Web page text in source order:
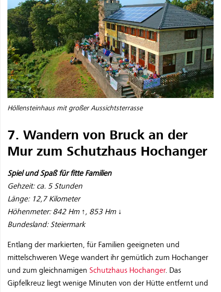
Höllensteinhaus mit großer Aussichtsterrasse
7. Wandern von Bruck an der
Mur zum Schutzhaus Hochanger
Spiel und Spaß für fitte Familien
Gehzeit: ca. 5 Stunden
Länge: 12,7 Kilometer
Höhenmeter: 842 Hm ↑, 853 Hm ↓
Bundesland: Steiermark
Entlang der markierten, für Familien geeigneten und
mittelschweren Wege wandert ihr gemütlich zum Hochanger
und zum gleichnamigen Schutzhaus Hochanger. Das
Gipfelkreuz liegt wenige Minuten von der Hütte entfernt und